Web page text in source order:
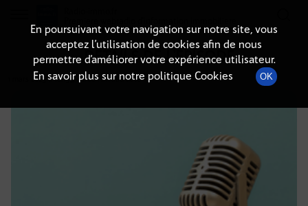
DÉTAILS DE L'ÉPISODE
1 mars 2025 à 18h59, durée : Invalid date
En poursuivant votre navigation sur notre site, vous
acceptez l’utilisation de cookies afin de nous
permettre d’améliorer votre expérience utilisateur.
En savoir plus sur notre politique Cookies
OK